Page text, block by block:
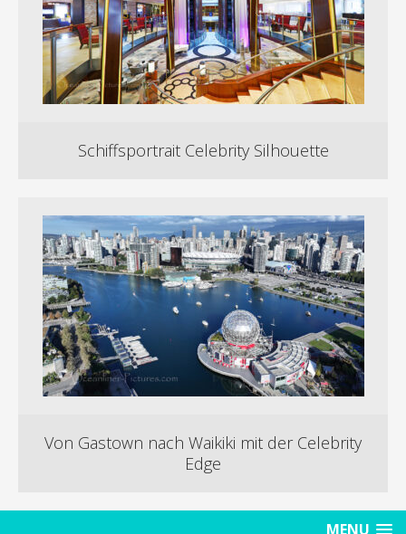
Schiffsportrait Celebrity Silhouette
Von Gastown nach Waikiki mit der Celebrity
Edge
MENU